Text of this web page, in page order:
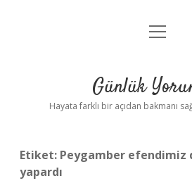
Anasayfa
Yasal Uyarı
menüyü
Günlük
Hayata farklı bir açıdan bakmanı
Etiket: Peygamber efendimiz
yapardı